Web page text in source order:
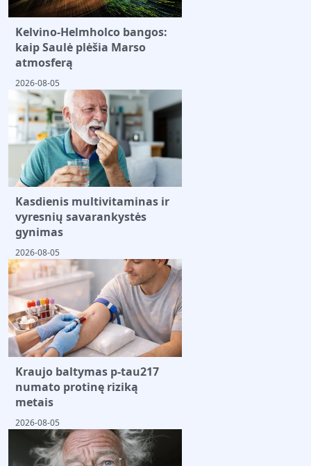
Kelvino-Helmholco bangos:
kaip Saulė plėšia Marso
atmosferą
2026-08-05
Kasdienis multivitaminas ir
vyresnių savarankystės
gynimas
2026-08-05
Kraujo baltymas p-tau217
numato protinę riziką
metais
2026-08-05